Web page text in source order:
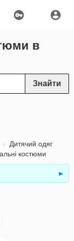
в
Знайти
Дитячий одяг
костюми
►